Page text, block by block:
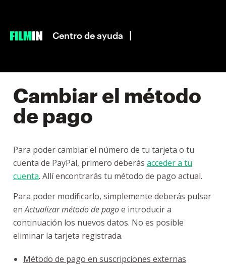
|
Centro de ayuda
Cambiar el método
de pago
Para poder cambiar el número de tu tarjeta o tu
cuenta de PayPal, primero deberás acceder a tu
cuenta. Allí encontrarás tu método de pago actual.
Para poder modificarlo, simplemente deberás pulsar
enActualizar método de pagoe introducir a
continuación los nuevos datos. No es posible
eliminar la tarjeta registrada.
Método de pago en suscripciones externas